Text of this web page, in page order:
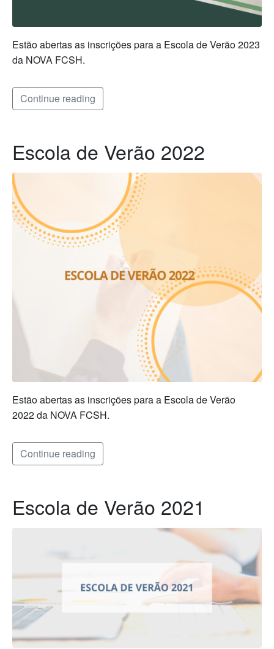
Estão abertas as inscrições para a Escola de Verão 2023
da NOVA FCSH.
Continue reading
Escola de Verão 2022
Estão abertas as inscrições para a Escola de Verão
2022 da NOVA FCSH.
Continue reading
Escola de Verão 2021